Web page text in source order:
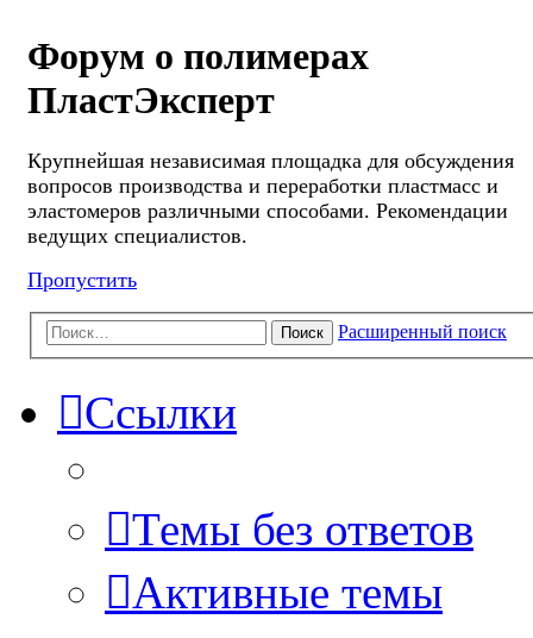
Форум о полимерах
ПластЭксперт
Крупнейшая независимая площадка для обсуждения
вопросов производства и переработки пластмасс и
эластомеров различными способами. Рекомендации
ведущих специалистов.
Пропустить
Поиск Расширенный поиск
Ссылки
Темы без ответов
Активные темы